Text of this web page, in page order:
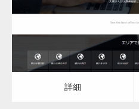
詳細 検索サイト
詳細